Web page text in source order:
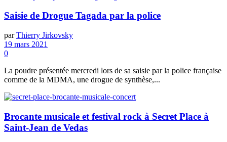
Saisie de Drogue Tagada par la police
par Thierry Jirkovsky
19 mars 2021
0
La poudre présentée mercredi lors de sa saisie par la police française
comme de la MDMA, une drogue de synthèse,...
Brocante musicale et festival rock à Secret Place à
Saint-Jean de Vedas